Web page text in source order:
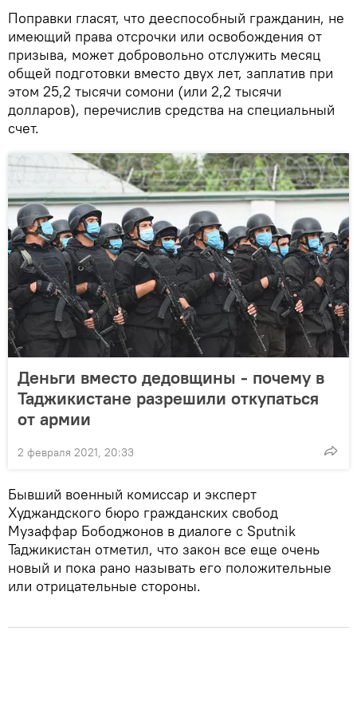
Поправки гласят, что дееспособный гражданин, не
имеющий права отсрочки или освобождения от
призыва, может добровольно отслужить месяц
общей подготовки вместо двух лет, заплатив при
этом 25,2 тысячи сомони (или 2,2 тысячи
долларов), перечислив средства на специальный
счет.
Деньги вместо дедовщины - почему в
Таджикистане разрешили откупаться
от армии
2 февраля 2021, 20:33
Бывший военный комиссар и эксперт
Худжандского бюро гражданских свобод
Музаффар Бободжонов в диалоге с Sputnik
Таджикистан отметил, что закон все еще очень
новый и пока рано называть его положительные
или отрицательные стороны.